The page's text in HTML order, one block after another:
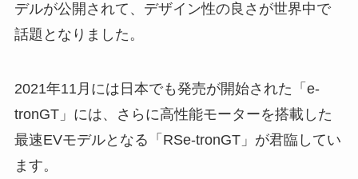
デルが公開されて、デザイン性の良さが世界中で
話題となりました。
2021年11月には日本でも発売が開始された「e-
tronGT」には、さらに高性能モーターを搭載した
最速EVモデルとなる「RSe-tronGT」が君臨してい
ます。